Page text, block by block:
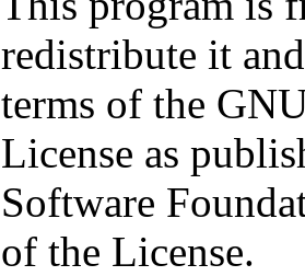
redistribute it
terms of the
License as
Software
of the License.